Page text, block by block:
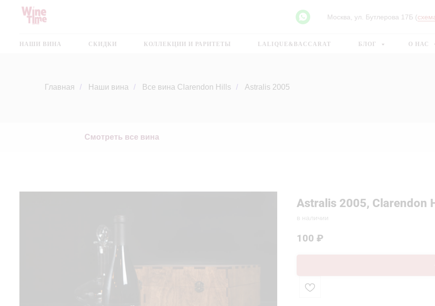
Москва, ул. Бутлерова 17Б (
НАШИ ВИНА СКИДКИ КОЛЛЕКЦИИ И РАРИТЕТЫ LALIQUE&BACCARAT БЛОГ О НАС
Главная / Наши вина / Все вина Clarendon Hills / Astralis 2005
Смотреть все вина
Astralis 2005, Clarendon
в наличии
100 ₽